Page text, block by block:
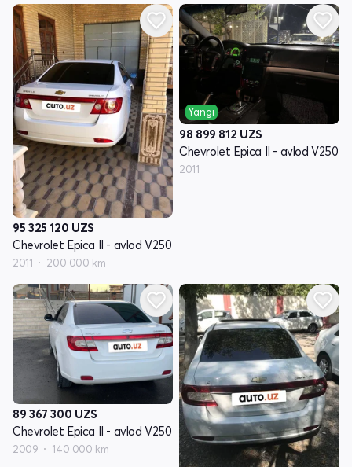
95 325 120 UZS
Chevrolet Epica II - avlod V250
2011 200 000 km
Yangi
98 899 812 UZS
Chevrolet Epica II - avlod V250
2011
89 367 300 UZS
Chevrolet Epica II - avlod V250
2009 140 000 km